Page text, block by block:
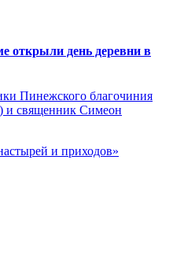
открыли день деревни в
Пинежского благочиния
и священник Симеон
и приходов»